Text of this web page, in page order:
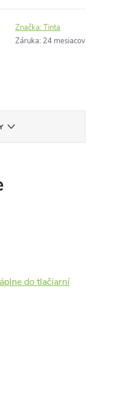
Značka:Tinta
Záruka: 24 mesiacov
do tlačiarní